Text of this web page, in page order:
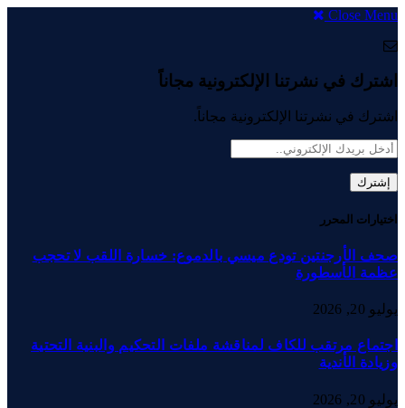
Close Menu
اشترك في نشرتنا الإلكترونية مجاناً
اشترك في نشرتنا الإلكترونية مجاناً.
اختيارات المحرر
صحف الأرجنتين تودع ميسي بالدموع: خسارة اللقب لا تحجب
عظمة الأسطورة
يوليو 20, 2026
اجتماع مرتقب للكاف لمناقشة ملفات التحكيم والبنية التحتية
وزيادة الأندية
يوليو 20, 2026